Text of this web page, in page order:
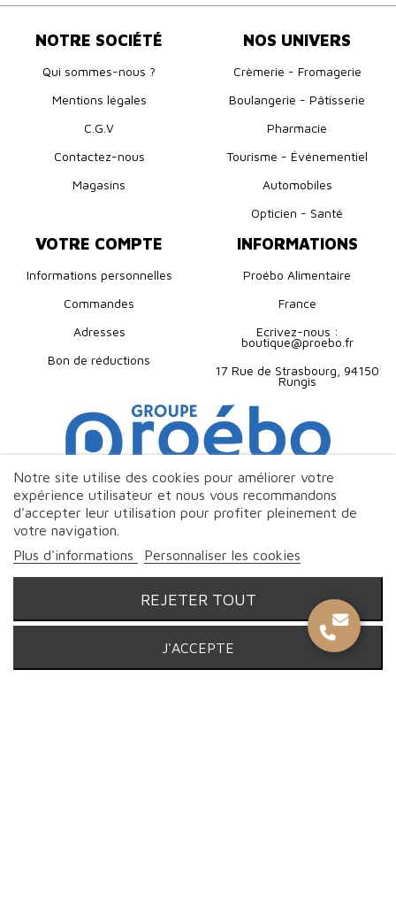
NOTRE SOCIÉTÉ
Qui sommes-nous ?
Mentions légales
C.G.V
Contactez-nous
Magasins
NOS UNIVERS
Crèmerie - Fromagerie
Boulangerie - Pâtisserie
Pharmacie
Tourisme - Événementiel
Automobiles
Opticien - Santé
VOTRE COMPTE
Informations personnelles
Commandes
Adresses
Bon de réductions
INFORMATIONS
Proébo Alimentaire
France
Ecrivez-nous :
boutique@proebo.fr
17 Rue de Strasbourg, 94150
Rungis
Notre site utilise des cookies pour améliorer votre
expérience utilisateur et nous vous recommandons
d'accepter leur utilisation pour profiter pleinement de
votre navigation.
Plus d'informations
Personnaliser les cookies
REJETER TOUT
J'ACCEPTE
© Proebo Alimentaire - Boucherie Charcuterie Traiteur - 2026 |